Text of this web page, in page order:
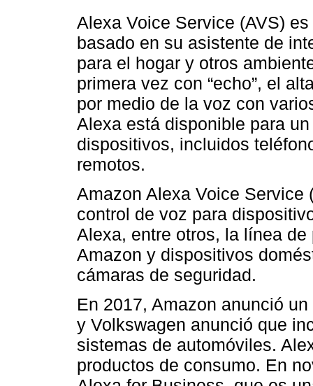
Alexa Voice Service (AVS)
basado en su asistente de
para el hogar y otros
primera vez con “echo”, el
por medio de la voz con
Alexa está disponible para
dispositivos, incluidos
remotos.
Amazon Alexa Voice Service
control de voz para
Alexa, entre otros, la línea
Amazon y dispositivos
cámaras de seguridad.
En 2017, Amazon anunció
y Volkswagen anunció que
sistemas de automóviles.
productos de consumo. En